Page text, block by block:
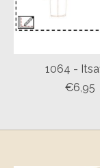
1064 -
€6,95